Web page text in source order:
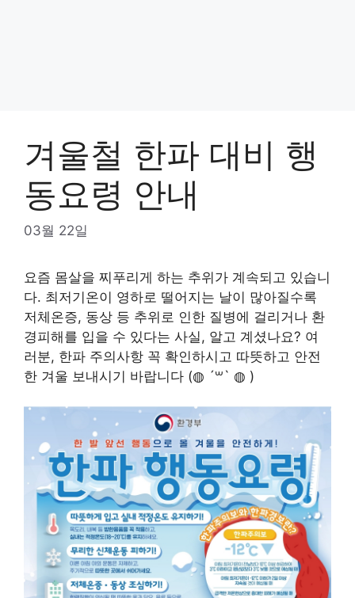
겨울철 한파 대비 행
동요령 안내
03월 22일
요즘 몸살을 찌푸리게 하는 추위가 계속되고 있습니
다. 최저기온이 영하로 떨어지는 날이 많아질수록
저체온증, 동상 등 추위로 인한 질병에 걸리거나 환
경피해를 입을 수 있다는 사실, 알고 계셨나요? 여
러분, 한파 주의사항 꼭 확인하시고 따뜻하고 안전
한 겨울 보내시기 바랍니다 (◍ ´꒳` ◍ )